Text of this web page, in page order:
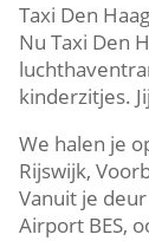
Taxi Den
Nu Taxi Den
kinderzitjes.
We halen je
Rijswijk,
Vanuit je
Airport BES,